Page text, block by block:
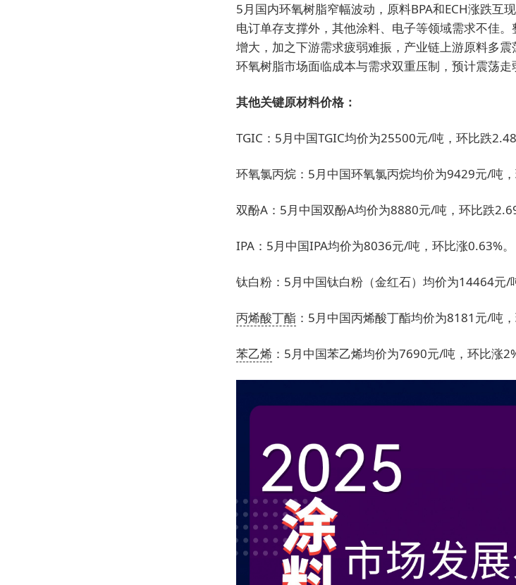
5月国内环氧树脂窄幅波动，原料BPA和ECH涨跌互
电订单存支撑外，其他涂料、电子等领域需求不佳
增大，加之下游需求疲弱难振，产业链上游原料多
环氧树脂市场面临成本与需求双重压制，预计震荡走
其他关键原材料价格：
TGIC：5月中国TGIC均价为25500元/吨，环比跌
环氧氯丙烷：5月中国环氧氯丙烷均价为9429元/吨，
双酚A：5月中国双酚A均价为8880元/吨，环比跌
IPA：5月中国IPA均价为8036元/吨，环比涨0.63%。
钛白粉：5月中国钛白粉（金红石）均价为14464元/
丙烯酸丁酯 ：5月中国丙烯酸丁酯均价为8181元/吨，
苯乙烯：5月中国苯乙烯均价为7690元/吨，环比涨2%